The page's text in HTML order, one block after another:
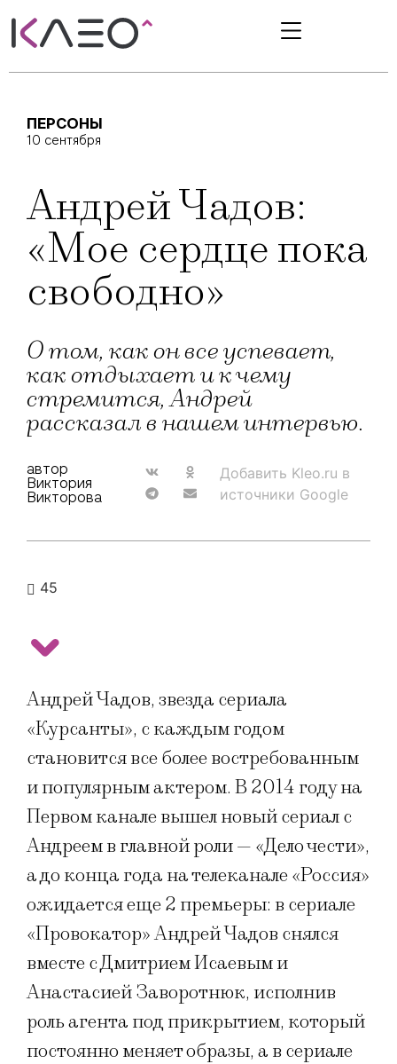
ПЕРСОНЫ
10 сентября
Андрей Чадов:
«Мое сердце пока
свободно»
О том, как он все успевает,
как отдыхает и к чему
стремится, Андрей
рассказал в нашем интервью.
автор
Виктория
Викторова
Добавить Kleo.ru в
источники Google
45
Андрей Чадов, звезда сериала
«Курсанты», с каждым годом
становится все более востребованным
и популярным актером. В 2014 году на
Первом канале вышел новый сериал с
Андреем в главной роли — «Дело чести»,
а до конца года на телеканале «Россия»
ожидается еще 2 премьеры: в сериале
«Провокатор» Андрей Чадов снялся
вместе с Дмитрием Исаевым и
Анастасией Заворотнюк, исполнив
роль агента под прикрытием, который
постоянно меняет образы, а в сериале